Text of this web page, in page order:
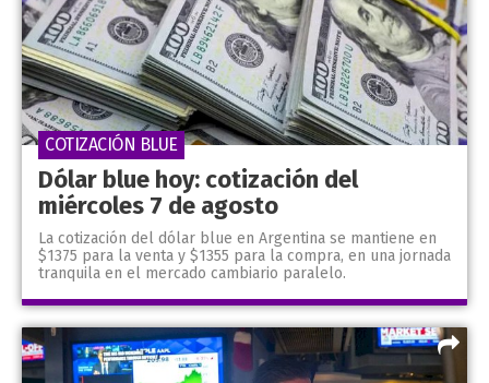
Dólar blue hoy: cotización del
miércoles 7 de agosto
La cotización del dólar blue en Argentina se mantiene en
$1375 para la venta y $1355 para la compra, en una jornada
tranquila en el mercado cambiario paralelo.
COTIZACIÓN BLUE